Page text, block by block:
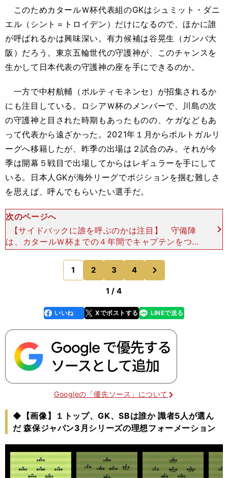
このためカタールＷ杯代表組のGKはシュミット・ダニ
エル（シント＝トロイデン）だけになるので、ほかに誰
が呼ばれるかは興味深い。有力候補は谷晃生（ガンバ大
阪）だろう。東京五輪世代の守護神が、このチャンスを
生かして日本代表の守護神の座を手にできるのか。
一方で中村航輔（ポルティモネンセ）が招集されるか
にも注目している。ロシアＷ杯のメンバーで、川島の次
の守護神と目された時期もあったものの、ケガなどもあ
って代表から遠ざかった。2021年１月からポルトガルリ
ーグへ移籍したが、昨季の出場は２試合のみ。それが今
季は開幕５戦目で出場してからはレギュラーを手にして
いる。日本人GKが海外リーグでポジションを掴む難しさ
を思えば、呼んでもらいたい選手だ。
次のページへ
【サイドバックに誰を呼ぶのかは注目】 守備陣
は、カタールＷ杯までの４年間でキャプテンをつと
めた吉田麻也（シャルケ）が招集外だったとしても
驚きはない。吉田は４年後に38歳になっている
が、冨安健洋（アー
1 2 3 4
のページへ
1 / 4
faceboo
k
いいね Xでポストする
line LINEで送る
Googleの「優先ソース」について
◆【画像】１トップ、GK、SBは誰か 識者5人が選ん
だ 森保ジャパン3月シリーズの理想フォーメーション